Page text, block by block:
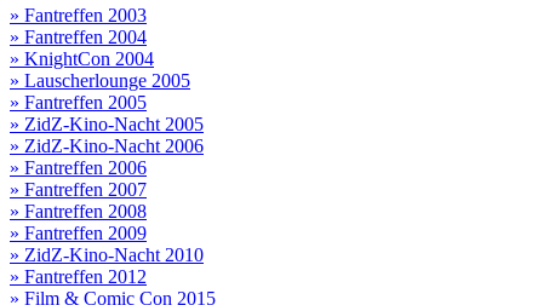
» Fantreffen 2003
» Fantreffen 2004
» KnightCon 2004
» Lauscherlounge 2005
» Fantreffen 2005
» ZidZ-Kino-Nacht 2005
» ZidZ-Kino-Nacht 2006
» Fantreffen 2006
» Fantreffen 2007
» Fantreffen 2008
» Fantreffen 2009
» ZidZ-Kino-Nacht 2010
» Fantreffen 2012
» Film & Comic Con 2015